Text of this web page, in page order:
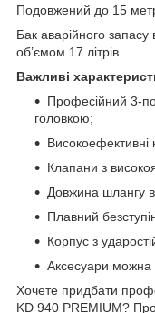
Подовжений до 15
Бак аварійного запасу
об’ємом 17 літрів.
Важливі
Професійний 3-
головкою;
Високоефективні
Клапани з
Довжина шлангу
Плавний
Корпус з
Аксесуари можна
Хочете придбати
KD 940 PREMIUM?